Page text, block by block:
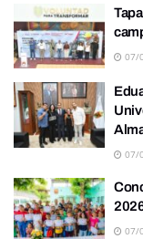
07/
07/
07/